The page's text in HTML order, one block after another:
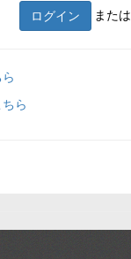
ログイン または
ら